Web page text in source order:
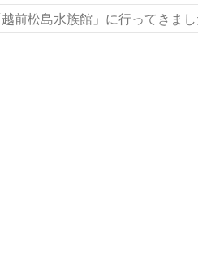
前松島水族館」に行ってきま